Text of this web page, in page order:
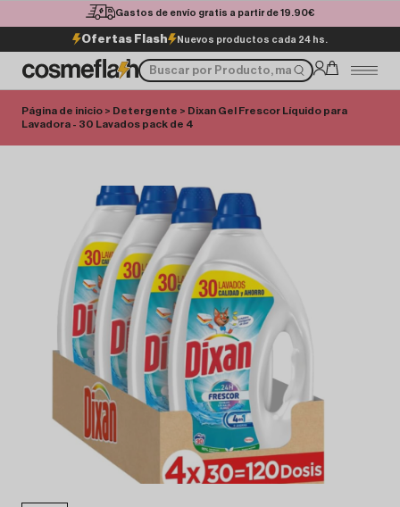
Gastos de envío gratis a partir de 19.90€
Ofertas Flash Nuevos productos cada 24 hs.
Página de inicio > Detergente > Dixan Gel Frescor Líquido para
Lavadora - 30 Lavados pack de 4